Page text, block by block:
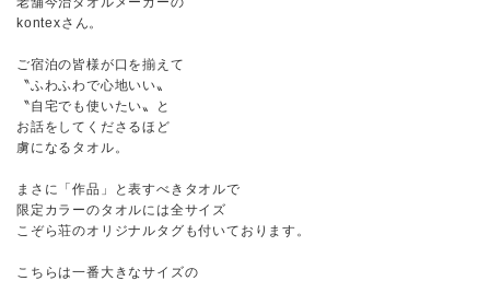
kontexさん。
ご宿泊の皆様が口を揃えて
〝ふわふわで心地いい〟
〝自宅でも使いたい〟と
お話をしてくださるほど
虜になるタオル。
まさに「作品」と表すべきタオルで
限定カラーのタオルには全サイズ
こぞら荘のオリジナルタグも付いております。
こちらは一番大きなサイズの